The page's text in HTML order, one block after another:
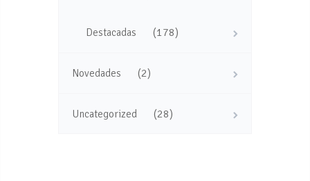
Destacadas (178)
Novedades (2)
Uncategorized (28)